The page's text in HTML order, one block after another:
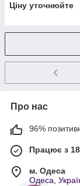
Ціну уточнюйте
Про нас
96%
Працює з
м. Одеса
Одеса,